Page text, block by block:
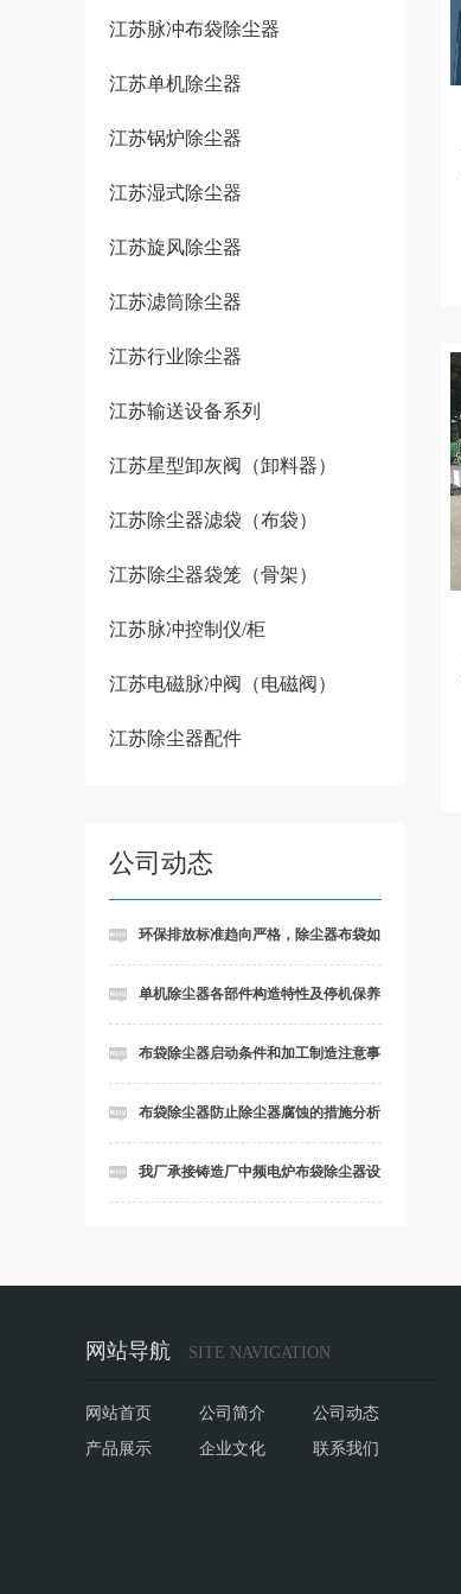
江苏脉冲布袋除尘器
江苏单机除尘器
江苏锅炉除尘器
江苏湿式除尘器
江苏旋风除尘器
江苏滤筒除尘器
江苏行业除尘器
江苏输送设备系列
江苏星型卸灰阀（卸料器）
江苏除尘器滤袋（布袋）
江苏除尘器袋笼（骨架）
江苏脉冲控制仪/柜
江苏电磁脉冲阀（电磁阀）
江苏除尘器配件
公司动态
环保排放标准趋向严格，除尘器布袋如
何实现超低排放
单机除尘器各部件构造特性及停机保养
细则讲述布袋除尘器启动条件和加工制造注意事
项 布袋除尘器防止除尘器腐蚀的措施分析
我厂承接铸造厂中频电炉布袋除尘器设
网站导航 SITE NAVIGATION
网站首页 公司简介
公司动态
产品展示
企业文化 联系我们